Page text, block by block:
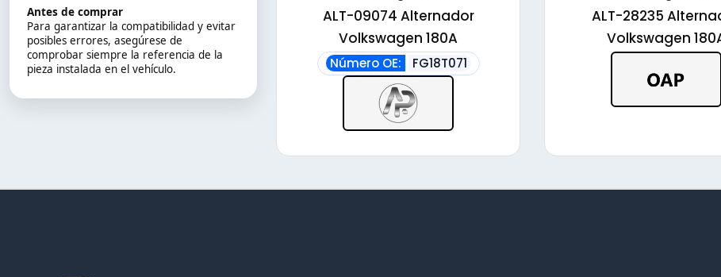
Antes de comprar
Para garantizar la compatibilidad y evitar
posibles errores, asegúrese de
comprobar siempre la referencia de la
pieza instalada en el vehículo.
alto
ALT-09074 Alternador
Volkswagen 180A
Número OE: FG18T071
ALT-28235
Volkswagen